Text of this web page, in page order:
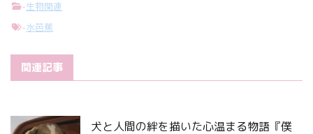
-生物関連
-水芭蕉
関連記事
犬と人間の絆を描いた心温まる物語『僕